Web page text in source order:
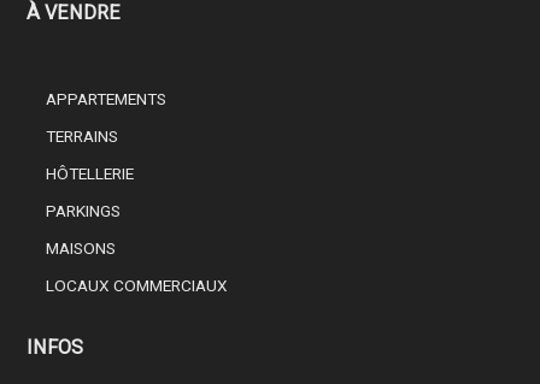
À VENDRE
APPARTEMENTS
TERRAINS
HÔTELLERIE
PARKINGS
MAISONS
LOCAUX COMMERCIAUX
INFOS